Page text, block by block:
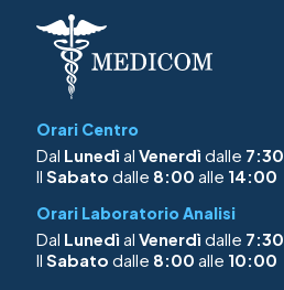
Orari Centro
Dal Lunedì alVenerdì dalle 7:30
IlSabato dalle 8:00 alle 14:00
Orari Laboratorio Analisi
Dal Lunedì alVenerdì dalle 7:30
IlSabato dalle 8:00 alle 10:00